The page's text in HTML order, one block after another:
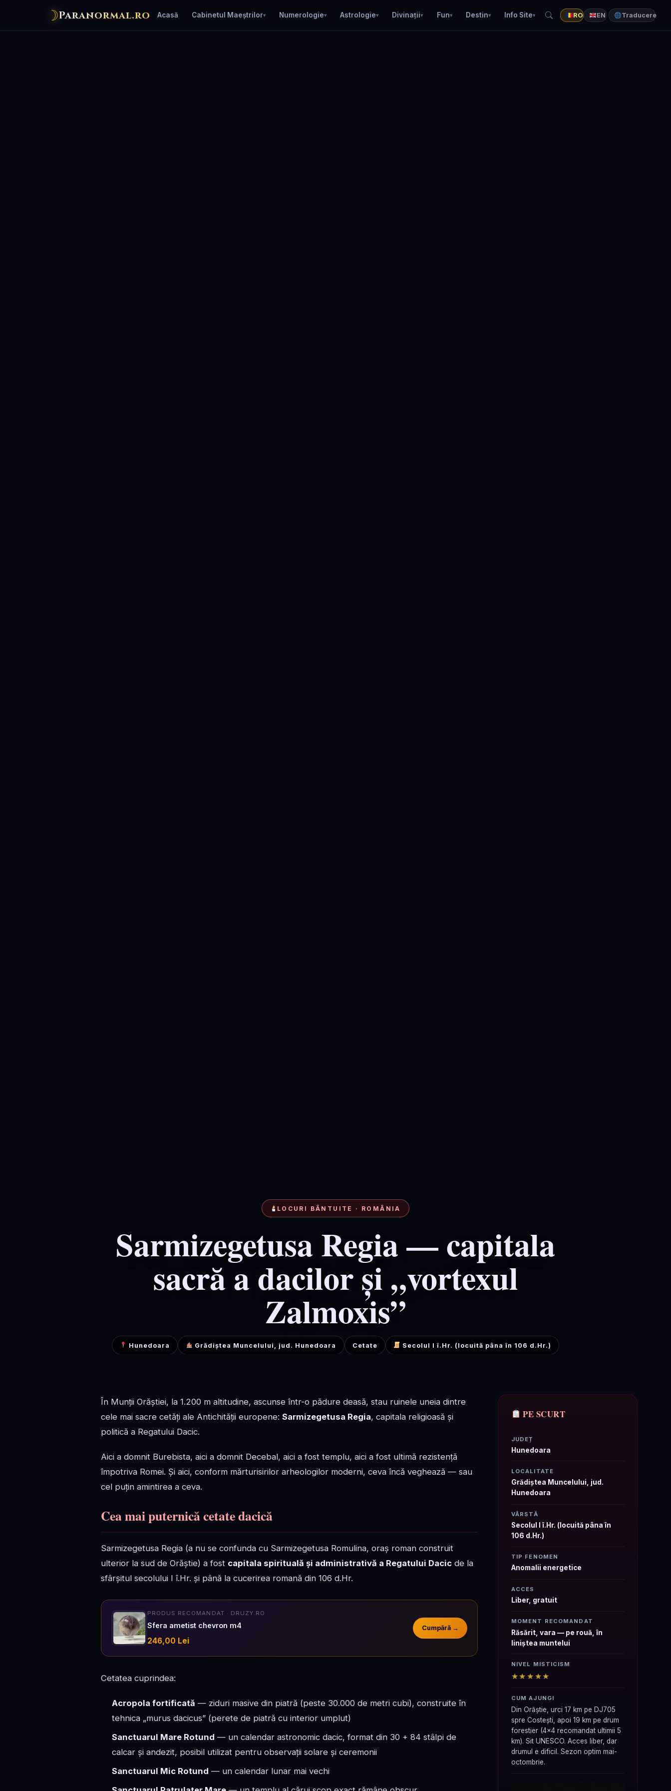
☽Paranormal.ro Acasă Cabinetul Maeștrilor Numerologie Astrologie Divinații Fun Destin Info Site RO EN Traducere
LOCURI BÂNTUITE · ROMÂNIA
Sarmizegetusa Regia — capitala
sacră a dacilor și „vortexul
Zalmoxis”
Hunedoara Grădiștea Muncelului, jud. Hunedoara Cetate Secolul I î.Hr. (locuită pâna în 106 d.Hr.)
În Munții Orăștiei, la 1.200 m altitudine, ascunse într-o pădure deasă, stau ruinele uneia dintre
cele mai sacre cetăți ale Antichității europene: Sarmizegetusa Regia, capitala religioasă și
politică a Regatului Dacic.
Aici a domnit Burebista, aici a domnit Decebal, aici a fost templu, aici a fost ultimă rezistență
împotriva Romei. Și aici, conform mărturisirilor arheologilor moderni, ceva încă veghează — sau
cel puțin amintirea a ceva.
Cea mai puternică cetate dacică
Sarmizegetusa Regia (a nu se confunda cu Sarmizegetusa Romulina, oraș roman construit
ulterior la sud de Orăștie) a fost capitala spirituală și administrativă a Regatului Dacic de la
sfârșitul secolului I î.Hr. și până la cucerirea romană din 106 d.Hr.
PRODUS RECOMANDAT · DRUZY.RO
Sfera ametist chevron m4
246,00 Lei
Cumpără →
Cetatea cuprindea:
Acropola fortificată — ziduri masive din piatră (peste 30.000 de metri cubi), construite în
tehnica „murus dacicus” (perete de piatră cu interior umplut)
Sanctuarul Mare Rotund — un calendar astronomic dacic, format din 30 + 84 stâlpi de
calcar și andezit, posibil utilizat pentru observații solare și ceremonii
Sanctuarul Mic Rotund — un calendar lunar mai vechi
PE SCURT
JUDEȚ
Hunedoara
LOCALITATE
Grădiștea Muncelului, jud.
Hunedoara
VÂRSTĂ
Secolul I î.Hr. (locuită pâna în
106 d.Hr.)
TIP FENOMEN
Anomalii energetice
ACCES
Liber, gratuit
MOMENT RECOMANDAT
Răsărit, vara — pe rouă, în
liniștea muntelui
NIVEL MISTICISM
★★★★★
CUM AJUNGI
Din Orăștie, urci 17 km pe DJ705
spre Costești, apoi 19 km pe drum
forestier (4x4 recomandat ultimii 5
km). Sit UNESCO. Acces liber, dar
drumul e dificil. Sezon optim mai-
octombrie.